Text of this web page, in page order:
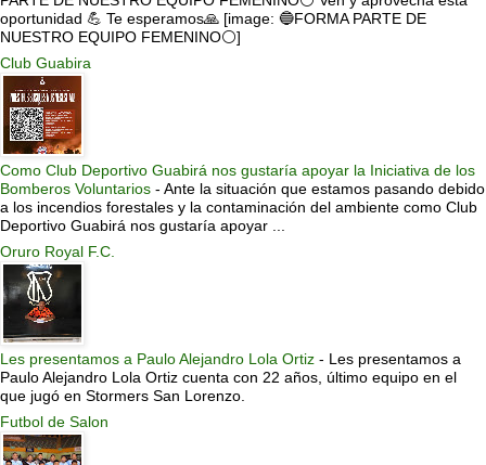
oportunidad 💪 Te esperamos🙏 [image: 🔵FORMA PARTE DE
NUESTRO EQUIPO FEMENINO⚪]
Club Guabira
Como Club Deportivo Guabirá nos gustaría apoyar la Iniciativa de los
Bomberos Voluntarios - Ante la situación que estamos pasando debido
a los incendios forestales y la contaminación del ambiente como Club
Deportivo Guabirá nos gustaría apoyar ...
Oruro Royal F.C.
Les presentamos a Paulo Alejandro Lola Ortiz - Les presentamos a
Paulo Alejandro Lola Ortiz cuenta con 22 años, último equipo en el
que jugó en Stormers San Lorenzo.
Futbol de Salon